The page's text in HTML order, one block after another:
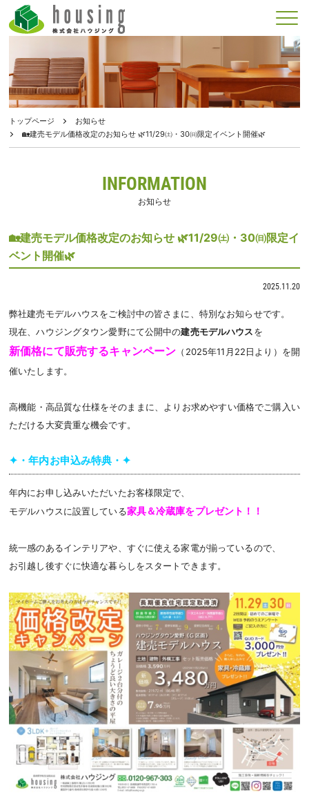
メニュー
トップページ
お知らせ
🏡建売モデル価格改定のお知らせ 🌿11/29㈯・30㈰限定イベント開催🌿
INFORMATION
お知らせ
🏡建売モデル価格改定のお知らせ 🌿11/29㈯・30㈰限定イ
ベント開催🌿
2025.11.20
弊社建売モデルハウスをご検討中の皆さまに、特別なお知らせです。
現在、ハウジングタウン愛野にて公開中の建売モデルハウスを
新価格にて販売するキャンペーン （2025年11月22日より）を開
催いたします。
高機能・高品質な仕様をそのままに、よりお求めやすい価格でご購入い
ただける大変貴重な機会です。
✦・年内お申込み特典・✦
年内にお申し込みいただいたお客様限定で、
モデルハウスに設置している家具＆冷蔵庫をプレゼント！！
統一感のあるインテリアや、すぐに使える家電が揃っているので、
お引越し後すぐに快適な暮らしをスタートできます。